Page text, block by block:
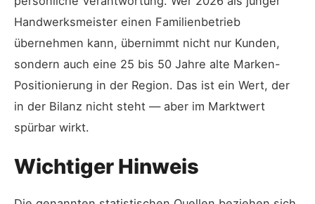
Handwerksmeister einen Familienbetrieb
übernehmen kann, übernimmt nicht nur Kunden,
sondern auch eine 25 bis 50 Jahre alte Marken-
Positionierung in der Region. Das ist ein Wert, der
in der Bilanz nicht steht — aber im Marktwert
spürbar wirkt.
Wichtiger Hinweis